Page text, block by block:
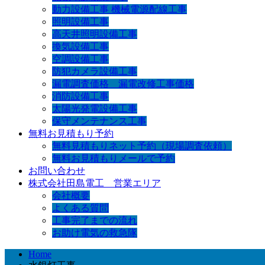
動力設備工事 機械電源配線工事
照明設備工事
高天井照明設備工事
換気設備工事
空調設備工事
防犯カメラ設備工事
漏電調査価格 漏電改修工事価格
消防設備工事
太陽光発電設備工事
保守メンテナンス工事
無料お見積もり予約
無料見積もりネット予約（現場調査依頼）
無料お見積もりメールで予約
お問い合わせ
株式会社田島電工 営業エリア
会社概要
よくある質問
工事完了までの流れ
お助け電気の救急隊
Home